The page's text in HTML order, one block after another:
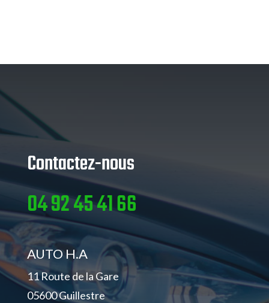
Contactez-nous
04 92 45 41 66
AUTO H.A
11 Route de la Gare
05600 Guillestre